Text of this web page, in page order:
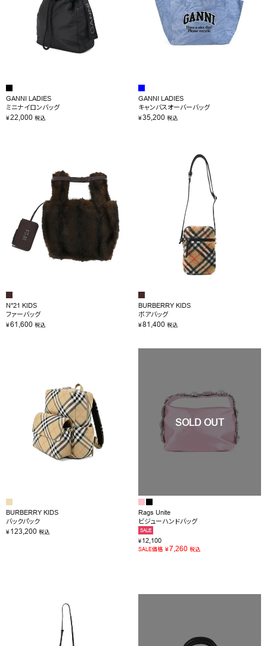
GANNI LADIES
ミニナイロンバッグ
¥22,000 税込
GANNI LADIES
キャンバスオーバーバッグ
¥35,200 税込
N°21 KIDS
ファーバッグ
¥61,600 税込
BURBERRY KIDS
ボアバッグ
¥81,400 税込
BURBERRY KIDS
バックパック
¥123,200 税込
Rags Unite
ビジューハンドバッグ
SALE
¥12,100
SALE価格 ¥7,260 税込